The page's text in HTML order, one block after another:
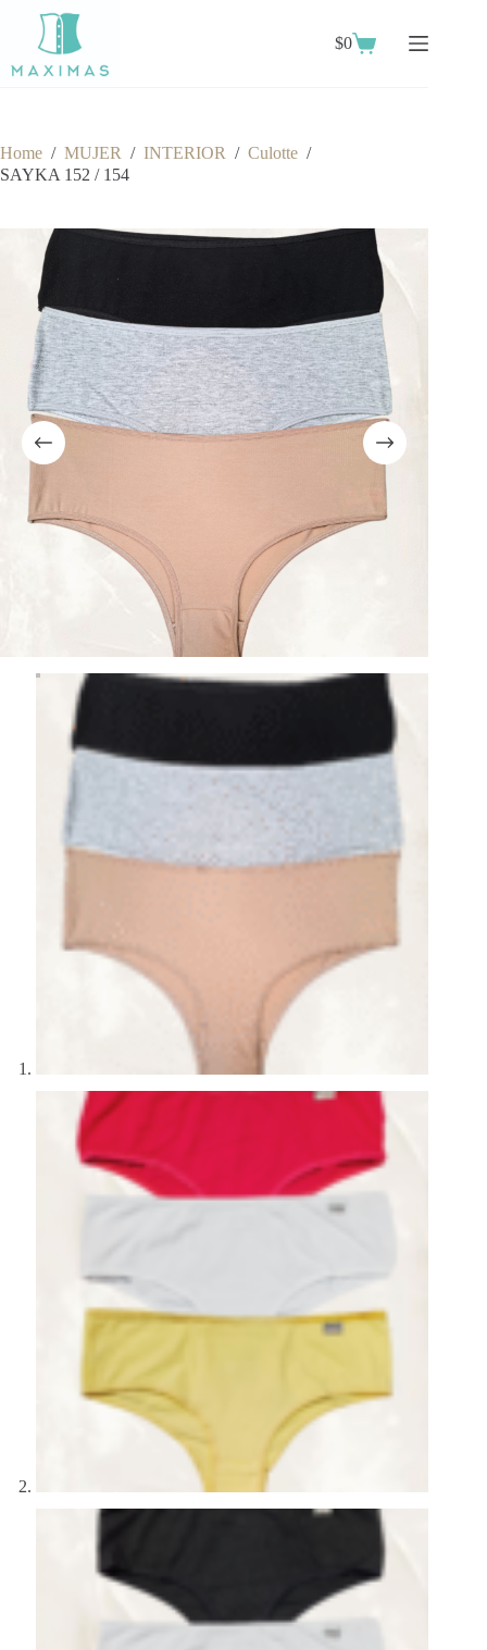
content
Shopping
$0
Home / MUJER / INTERIOR / Culotte /
SAYKA 152 / 154